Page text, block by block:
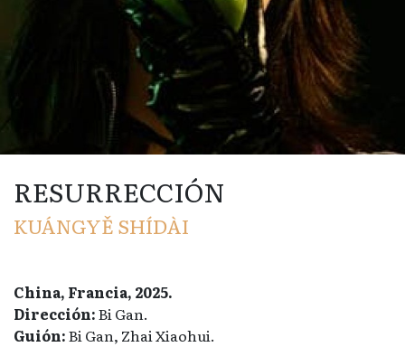
RESURRECCIÓN
KUÁNGYĚ SHÍDÀI
China, Francia, 2025.
Dirección:Bi Gan.
Guión:Bi Gan, Zhai Xiaohui.